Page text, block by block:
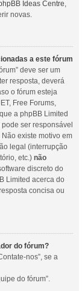
Ideas Centre,
novas.
a este fórum
deve ser um
resposta, deverá
o fórum esteja
Free Forums,
a phpBB Limited
ser responsável
existe motivo em
legal (interrupção
etc.) não
discreto do
Limited acerca do
concisa ou
do fórum?
nos”, se a
do fórum”.